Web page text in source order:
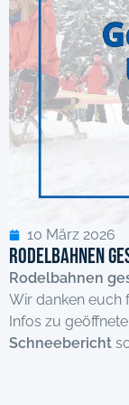
10 März 2026
Rodelbahnen
Rodelbahnen
Wir danken euch
Infos zu
Schneebericht